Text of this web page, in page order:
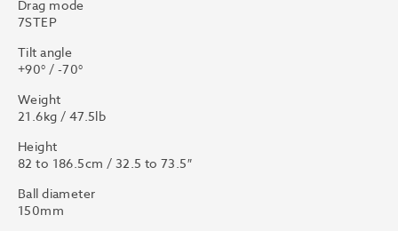
Drag mode
7STEP
Tilt angle
+90° / -70°
Weight
21.6kg / 47.5lb
Height
82 to 186.5cm / 32.5 to 73.5″
Ball diameter
150mm